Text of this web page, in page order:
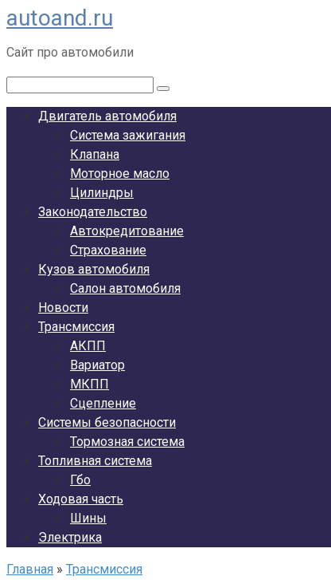
Перейти
к
контенту
autoand.ru
Сайт про автомобили
Двигатель автомобиля
Система зажигания
Клапана
Моторное масло
Цилиндры
Законодательство
Автокредитование
Страхование
Кузов автомобиля
Салон автомобиля
Новости
Трансмиссия
АКПП
Вариатор
МКПП
Сцепление
Системы безопасности
Тормозная система
Топливная система
Гбо
Ходовая часть
Шины
Электрика
Главная » Трансмиссия